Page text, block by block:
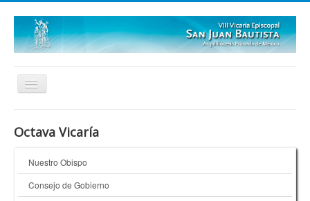
Quienes Somos
¿Dónde Estamos?
Galerías
Octava Vicaría
Nuestro Obispo
Consejo de Gobierno